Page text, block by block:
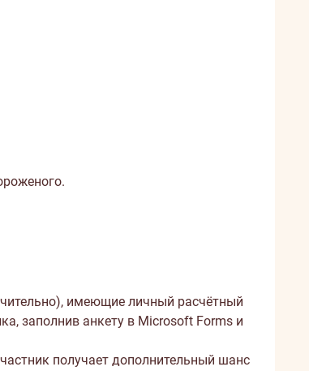
имеющие личный расчётный
заполнив анкету в Microsoft Forms и
получает дополнительный шанс